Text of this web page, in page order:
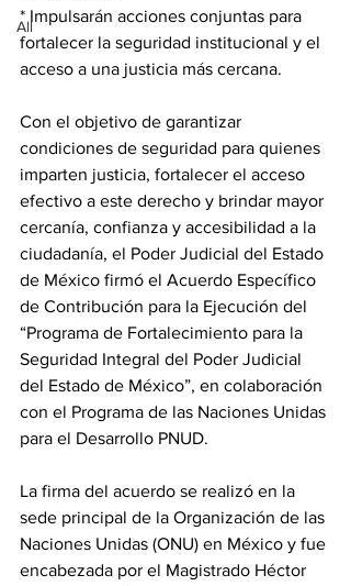
All
* Impulsarán acciones conjuntas para
fortalecer la seguridad institucional y el
acceso a una justicia más cercana.
Con el objetivo de garantizar
condiciones de seguridad para quienes
imparten justicia, fortalecer el acceso
efectivo a este derecho y brindar mayor
cercanía, confianza y accesibilidad a la
ciudadanía, el Poder Judicial del Estado
de México firmó el Acuerdo Específico
de Contribución para la Ejecución del
“Programa de Fortalecimiento para la
Seguridad Integral del Poder Judicial
del Estado de México”, en colaboración
con el Programa de las Naciones Unidas
para el Desarrollo PNUD.
La firma del acuerdo se realizó en la
sede principal de la Organización de las
Naciones Unidas (ONU) en México y fue
encabezada por el Magistrado Héctor